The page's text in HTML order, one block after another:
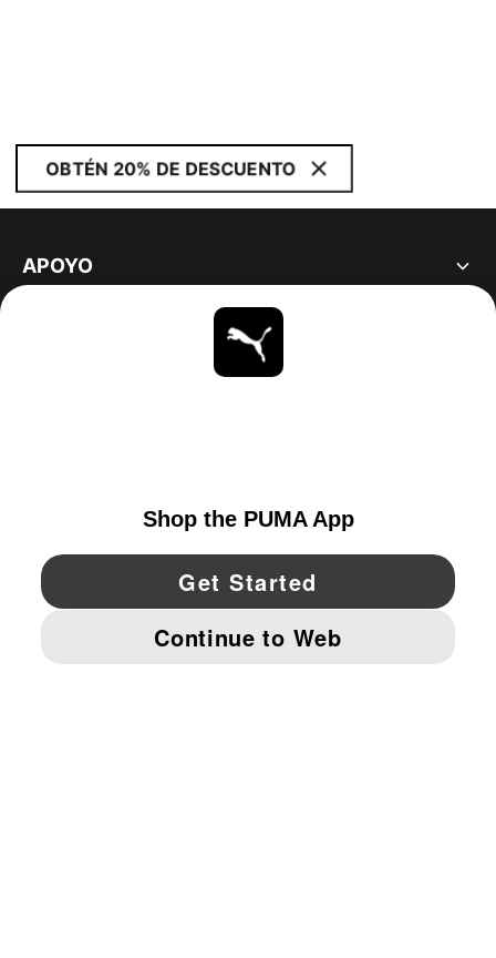
OBTÉN 20% DE DESCUENTO
APOYO
YouTube Twitter Pinterest
IMPRINT AND LEGAL DATA